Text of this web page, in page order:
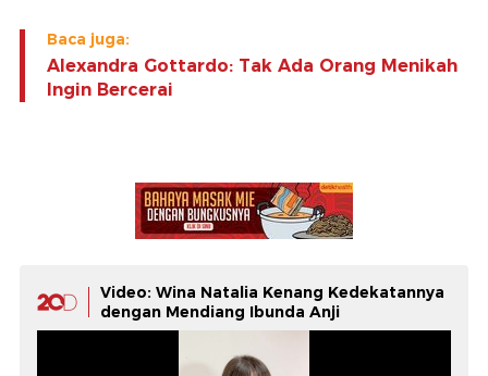
Baca juga:
Alexandra Gottardo: Tak Ada Orang Menikah
Ingin Bercerai
Video: Wina Natalia Kenang Kedekatannya
dengan Mendiang Ibunda Anji